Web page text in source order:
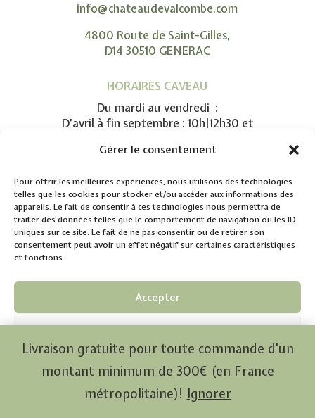
Gérer le consentement
Pour offrir les meilleures expériences, nous utilisons des technologies
telles que les cookies pour stocker et/ou accéder aux informations des
appareils. Le fait de consentir à ces technologies nous permettra de
traiter des données telles que le comportement de navigation ou les ID
uniques sur ce site. Le fait de ne pas consentir ou de retirer son
consentement peut avoir un effet négatif sur certaines caractéristiques
et fonctions.
Accepter
Refuser
Voir les préférences
Politique de confidentialité Politique de confidentialitéMentions légales
Livraison gratuite pour toute commande d'un
montant minimum de 300€ (en France
métropolitaine)! Ignorer
info@chateaudevalcombe.com
4800 Route de Saint-Gilles,
D14 30510 GENERAC
HORAIRES CAVEAU
Du mardi au vendredi :
D’avril à fin septembre : 10h|12h30 et
D’octobre à fin mars : 09h30|12h30 et
Le samedi de 10h à 17h en continu
SUIVEZ-NOUS
LIENS UTILES
Accueil
Notre Vignoble
Boutique des vins
Actualités